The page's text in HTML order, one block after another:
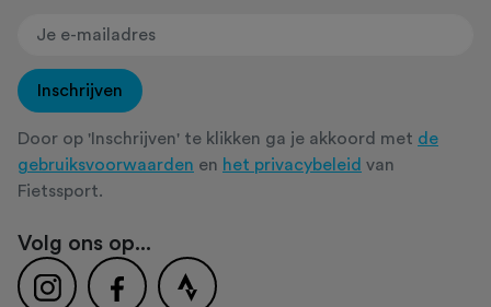
Inschrijven
Door op 'Inschrijven' te klikken ga je akkoord met de
gebruiksvoorwaarden en het privacybeleid van
Fietssport.
Volg ons op...